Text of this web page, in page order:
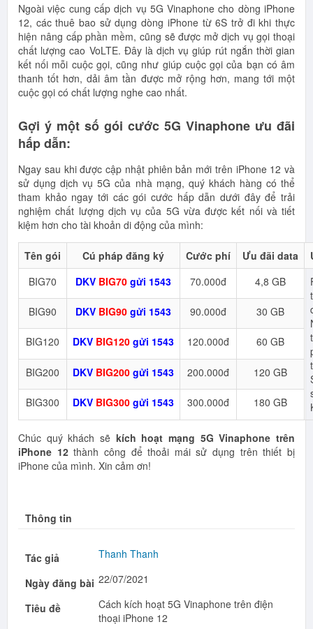
Ngoài việc cung cấp dịch vụ 5G Vinaphone cho dòng iPhone
12, các thuê bao sử dụng dòng iPhone từ 6S trở đi khi thực
hiện nâng cấp phần mềm, cũng sẽ được mở dịch vụ gọi thoại
chất lượng cao VoLTE. Đây là dịch vụ giúp rút ngắn thời gian
kết nối mỗi cuộc gọi, cũng như giúp cuộc gọi của bạn có âm
thanh tốt hơn, dải âm tần được mở rộng hơn, mang tới một
cuộc gọi có chất lượng nghe cao nhất.
Gợi ý một số gói cước 5G Vinaphone ưu đãi
hấp dẫn:
Ngay sau khi được cập nhật phiên bản mới trên iPhone 12 và
sử dụng dịch vụ 5G của nhà mạng, quý khách hàng có thể
tham khảo ngay tới các gói cước hấp dẫn dưới đây để trải
nghiệm chất lượng dịch vụ của 5G vừa được kết nối và tiết
kiệm hơn cho tài khoản di động của mình:
Tên gói Cú pháp đăng ký Cước phí Ưu đãi data
BIG70
DKV BIG70 gửi 1543 70.000đ 4,8 GB
BIG90 DKV BIG90 gửi 1543 90.000đ 30 GB
BIG120 DKV BIG120 gửi 1543 120.000đ 60 GB
BIG200 DKV BIG200 gửi 1543 200.000đ 120 GB
BIG300 DKV BIG300 gửi 1543 300.000đ 180 GB
Chúc quý khách sẽ kích hoạt mạng 5G Vinaphone trên
iPhone 12thành công để thoải mái sử dụng trên thiết bị
iPhone của mình. Xin cảm ơn!
Thông tin
Tác giả Thanh Thanh
Ngày đăng bài 22/07/2021
Tiêu đề
Cách kích hoạt 5G Vinaphone trên điện
thoại iPhone 12